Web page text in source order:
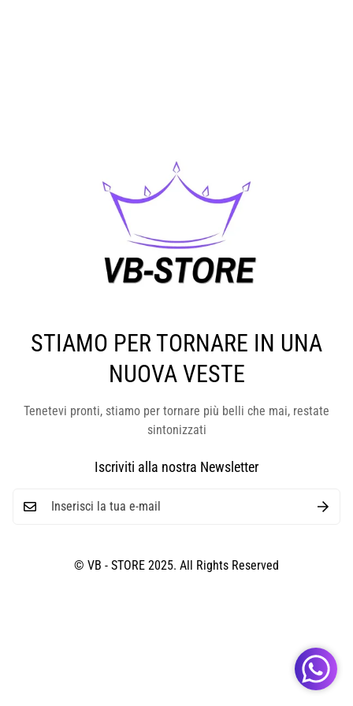
STIAMO PER TORNARE IN UNA
NUOVA VESTE
Tenetevi pronti, stiamo per tornare più belli che mai, restate
sintonizzati
Iscriviti alla nostra Newsletter
© VB - STORE 2025. All Rights Reserved